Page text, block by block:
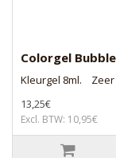
Colorgel
Kleurgel 8ml.
13,25€
Excl. BTW: 10,95€